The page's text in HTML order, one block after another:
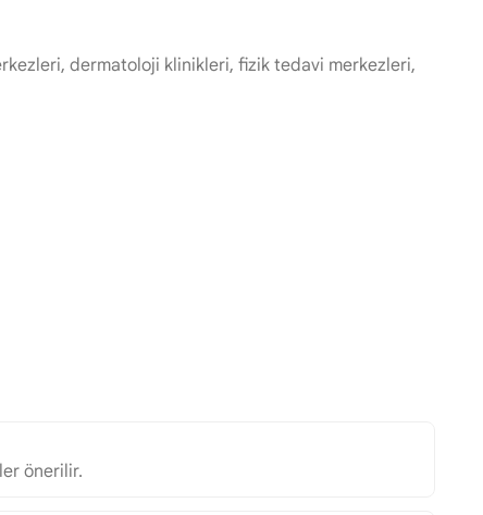
dermatoloji klinikleri, fizik tedavi merkezleri,
önerilir.